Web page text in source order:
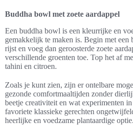
Buddha bowl met zoete aardappel
Een buddha bowl is een kleurrijke en
gemakkelijk te maken is. Begin met een
rijst en voeg dan geroosterde zoete
verschillende groenten toe. Top het af
tahini en citroen.
Zoals je kunt zien, zijn er ontelbare
gezonde comfortmaaltijden zonder
beetje creativiteit en wat experimenten
favoriete klassieke gerechten
heerlijke en voedzame plantaardige optie.